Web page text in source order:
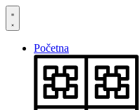
Skočite
na
Početna